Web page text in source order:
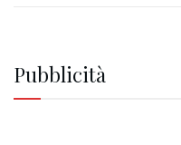
Pubblicità